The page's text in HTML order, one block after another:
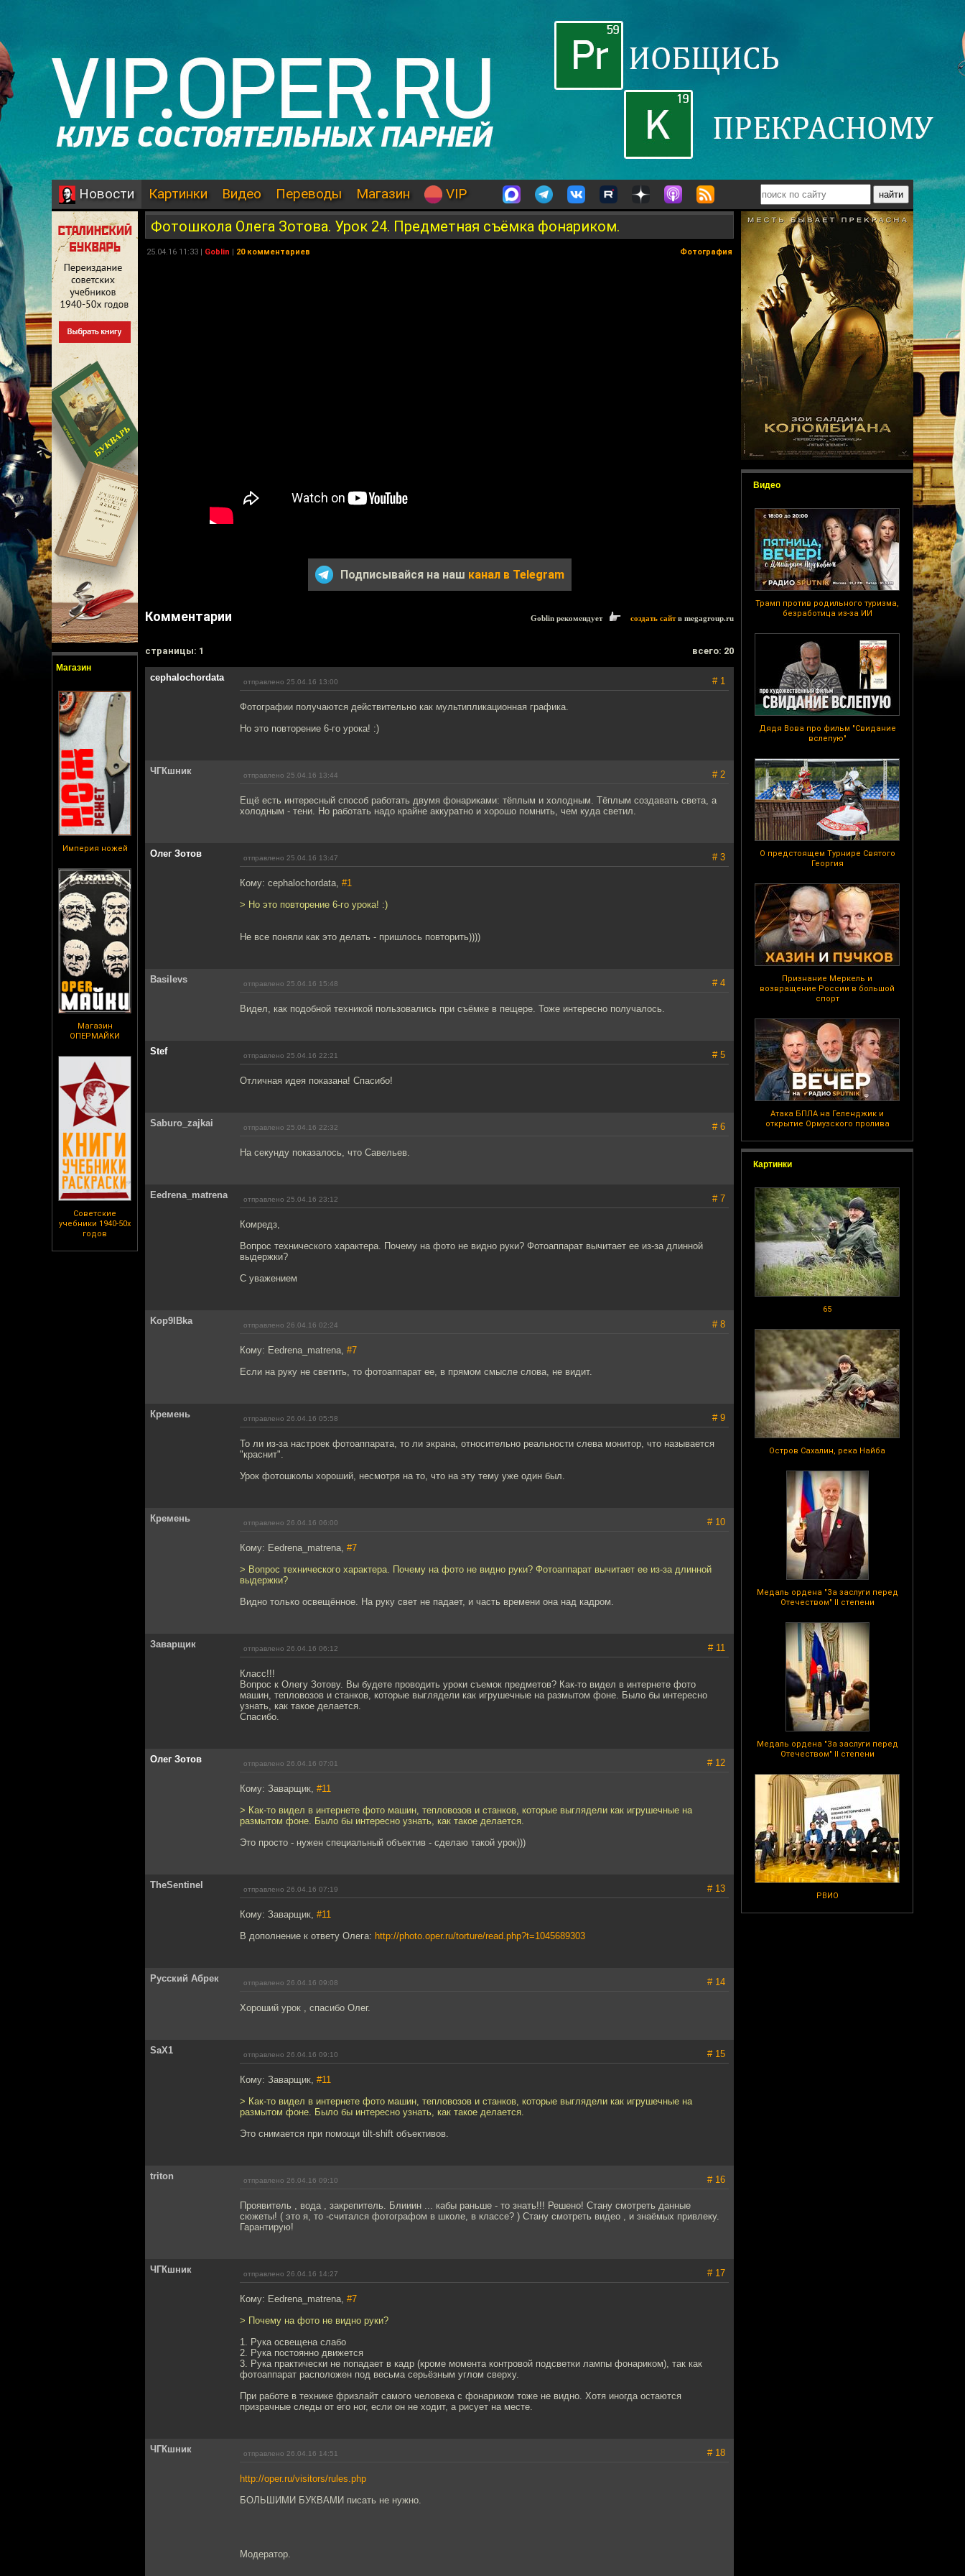
Новости Картинки Видео Переводы Магазин VIP
Магазин
Империя ножей
Магазин
ОПЕРМАЙКИ
Советские
учебники 1940-50х
годов
Видео
Трамп против родильного туризма,
безработица из-за ИИ
Дядя Вова про фильм "Свидание
вслепую"
О предстоящем Турнире Святого
Георгия
Признание Меркель и
возвращение России в большой
спорт
Атака БПЛА на Геленджик и
открытие Ормузского пролива
Картинки
65
Остров Сахалин, река Найба
Медаль ордена "За заслуги перед
Отечеством" II степени
Медаль ордена "За заслуги перед
Отечеством" II степени
РВИО
Фотошкола Олега Зотова. Урок 24. Предметная съёмка фонариком.
25.04.16 11:33 | Goblin | 20 комментариев Фотография
Подписывайся на наш канал в Telegram
Комментарии Goblin рекомендует создать сайтв megagroup.ru
cтраницы: 1 всего: 20
cephalochordata отправлено 25.04.16 13:00 # 1
Фотографии получаются действительно как мультипликационная графика.
Но это повторение 6-го урока! :)
ЧГКшник отправлено 25.04.16 13:44 # 2
Ещё есть интересный способ работать двумя фонариками: тёплым и холодным. Тёплым создавать света, а
холодным - тени. Но работать надо крайне аккуратно и хорошо помнить, чем куда светил.
Олег Зотов отправлено 25.04.16 13:47 # 3
Кому: cephalochordata, #1
> Но это повторение 6-го урока! :)
Не все поняли как это делать - пришлось повторить))))
Basilevs отправлено 25.04.16 15:48 # 4
Видел, как подобной техникой пользовались при съёмке в пещере. Тоже интересно получалось.
Stef отправлено 25.04.16 22:21 # 5
Отличная идея показана! Спасибо!
Saburo_zajkai отправлено 25.04.16 22:32 # 6
На секунду показалось, что Савельев.
Eedrena_matrena отправлено 25.04.16 23:12 # 7
Комредз,
Вопрос технического характера. Почему на фото не видно руки? Фотоаппарат вычитает ее из-за длинной
выдержки?
С уважением
Kop9IBka отправлено 26.04.16 02:24 # 8
Кому: Eedrena_matrena, #7
Если на руку не светить, то фотоаппарат ее, в прямом смысле слова, не видит.
Кремень отправлено 26.04.16 05:58 # 9
То ли из-за настроек фотоаппарата, то ли экрана, относительно реальности слева монитор, что называется
"краснит".
Урок фотошколы хороший, несмотря на то, что на эту тему уже один был.
Кремень отправлено 26.04.16 06:00 # 10
Кому: Eedrena_matrena, #7
> Вопрос технического характера. Почему на фото не видно руки? Фотоаппарат вычитает ее из-за длинной
выдержки?
Видно только освещённое. На руку свет не падает, и часть времени она над кадром.
Заварщик отправлено 26.04.16 06:12 # 11
Класс!!!
Вопрос к Олегу Зотову. Вы будете проводить уроки съемок предметов? Как-то видел в интернете фото
машин, тепловозов и станков, которые выглядели как игрушечные на размытом фоне. Было бы интересно
узнать, как такое делается.
Спасибо.
Олег Зотов отправлено 26.04.16 07:01 # 12
Кому: Заварщик, #11
> Как-то видел в интернете фото машин, тепловозов и станков, которые выглядели как игрушечные на
размытом фоне. Было бы интересно узнать, как такое делается.
Это просто - нужен специальный объектив - сделаю такой урок)))
TheSentinel отправлено 26.04.16 07:19 # 13
Кому: Заварщик, #11
В дополнение к ответу Олега: http://photo.oper.ru/torture/read.php?t=1045689303
Русский Абрек отправлено 26.04.16 09:08 # 14
Хороший урок , спасибо Олег.
SaX1 отправлено 26.04.16 09:10 # 15
Кому: Заварщик, #11
> Как-то видел в интернете фото машин, тепловозов и станков, которые выглядели как игрушечные на
размытом фоне. Было бы интересно узнать, как такое делается.
Это снимается при помощи tilt-shift объективов.
triton отправлено 26.04.16 09:10 # 16
Проявитель , вода , закрепитель. Блииин ... кабы раньше - то знать!!! Решено! Стану смотреть данные
сюжеты! ( это я, то -считался фотографом в школе, в классе? ) Стану смотреть видео , и знаёмых привлеку.
Гарантирую!
ЧГКшник отправлено 26.04.16 14:27 # 17
Кому: Eedrena_matrena, #7
> Почему на фото не видно руки?
1. Рука освещена слабо
2. Рука постоянно движется
3. Рука практически не попадает в кадр (кроме момента контровой подсветки лампы фонариком), так как
фотоаппарат расположен под весьма серьёзным углом сверху.
При работе в технике фризлайт самого человека с фонариком тоже не видно. Хотя иногда остаются
призрачные следы от его ног, если он не ходит, а рисует на месте.
ЧГКшник отправлено 26.04.16 14:51 # 18
http://oper.ru/visitors/rules.php
БОЛЬШИМИ БУКВАМИ писать не нужно.
Модератор.